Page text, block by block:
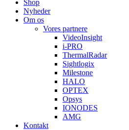
Shop
Nyheder
Om os
Vores partnere
VideoInsight
i-PRO
ThermalRadar
Sightlogix
Milestone
HALO
OPTEX
Opsys
IONODES
AMG
Kontakt